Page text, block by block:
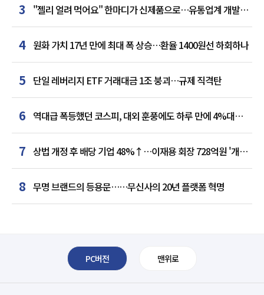
3
"젤리 얼려 먹어요" 한마디가 신제품으로…유통업계 개발실
된 SNS
4 원화 가치 17년 만에 최대 폭 상승…환율 1400원선 하회하나
5 단일 레버리지 ETF 거래대금 1조 붕괴…규제 직격탄
6 역대급 폭등했던 코스피, 대외 훈풍에도 하루 만에 4%대
급락
7 상법 개정 후 배당 기업 48%↑…이재용 회장 728억원 '개인
최다'
8 무명 브랜드의 등용문……무신사의 20년 플랫폼 혁명
PC버전 맨위로